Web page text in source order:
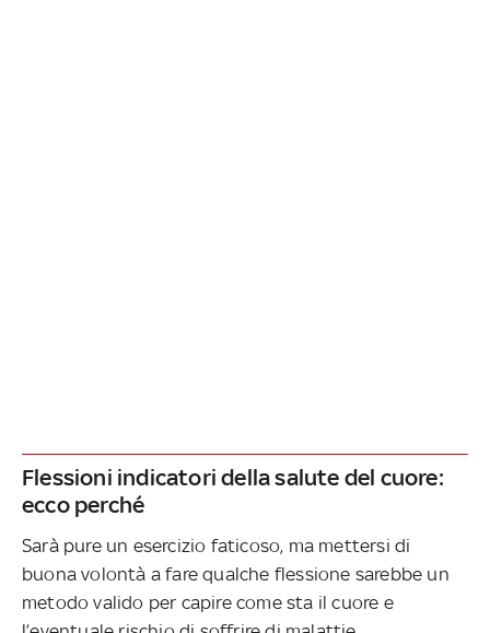
Flessioni indicatori della salute del cuore:
ecco perché
Sarà pure un esercizio faticoso, ma mettersi di
buona volontà a fare qualche flessione sarebbe un
metodo valido per capire come sta il cuore e